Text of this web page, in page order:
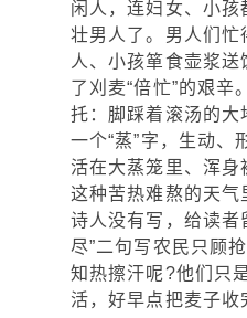
闲人，连妇女、小孩
壮男人了。男人们忙
人、小孩箪食壶浆
了刈麦“倍忙”的艰辛
托：脚踩着滚汤的大
一个“蒸”字，生动、
活在大蒸笼里、浑身
这种苦热难熬的天气
诗人没有写，给读者
尽”二句写农民只顾
知热擦汗呢?他们只
活，好早点把麦子收